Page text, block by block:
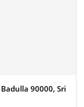
90000, Sri